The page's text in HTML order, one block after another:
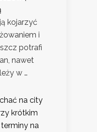
kojarzyć
i
potrafi
nawet
w …
na city
krótkim
na